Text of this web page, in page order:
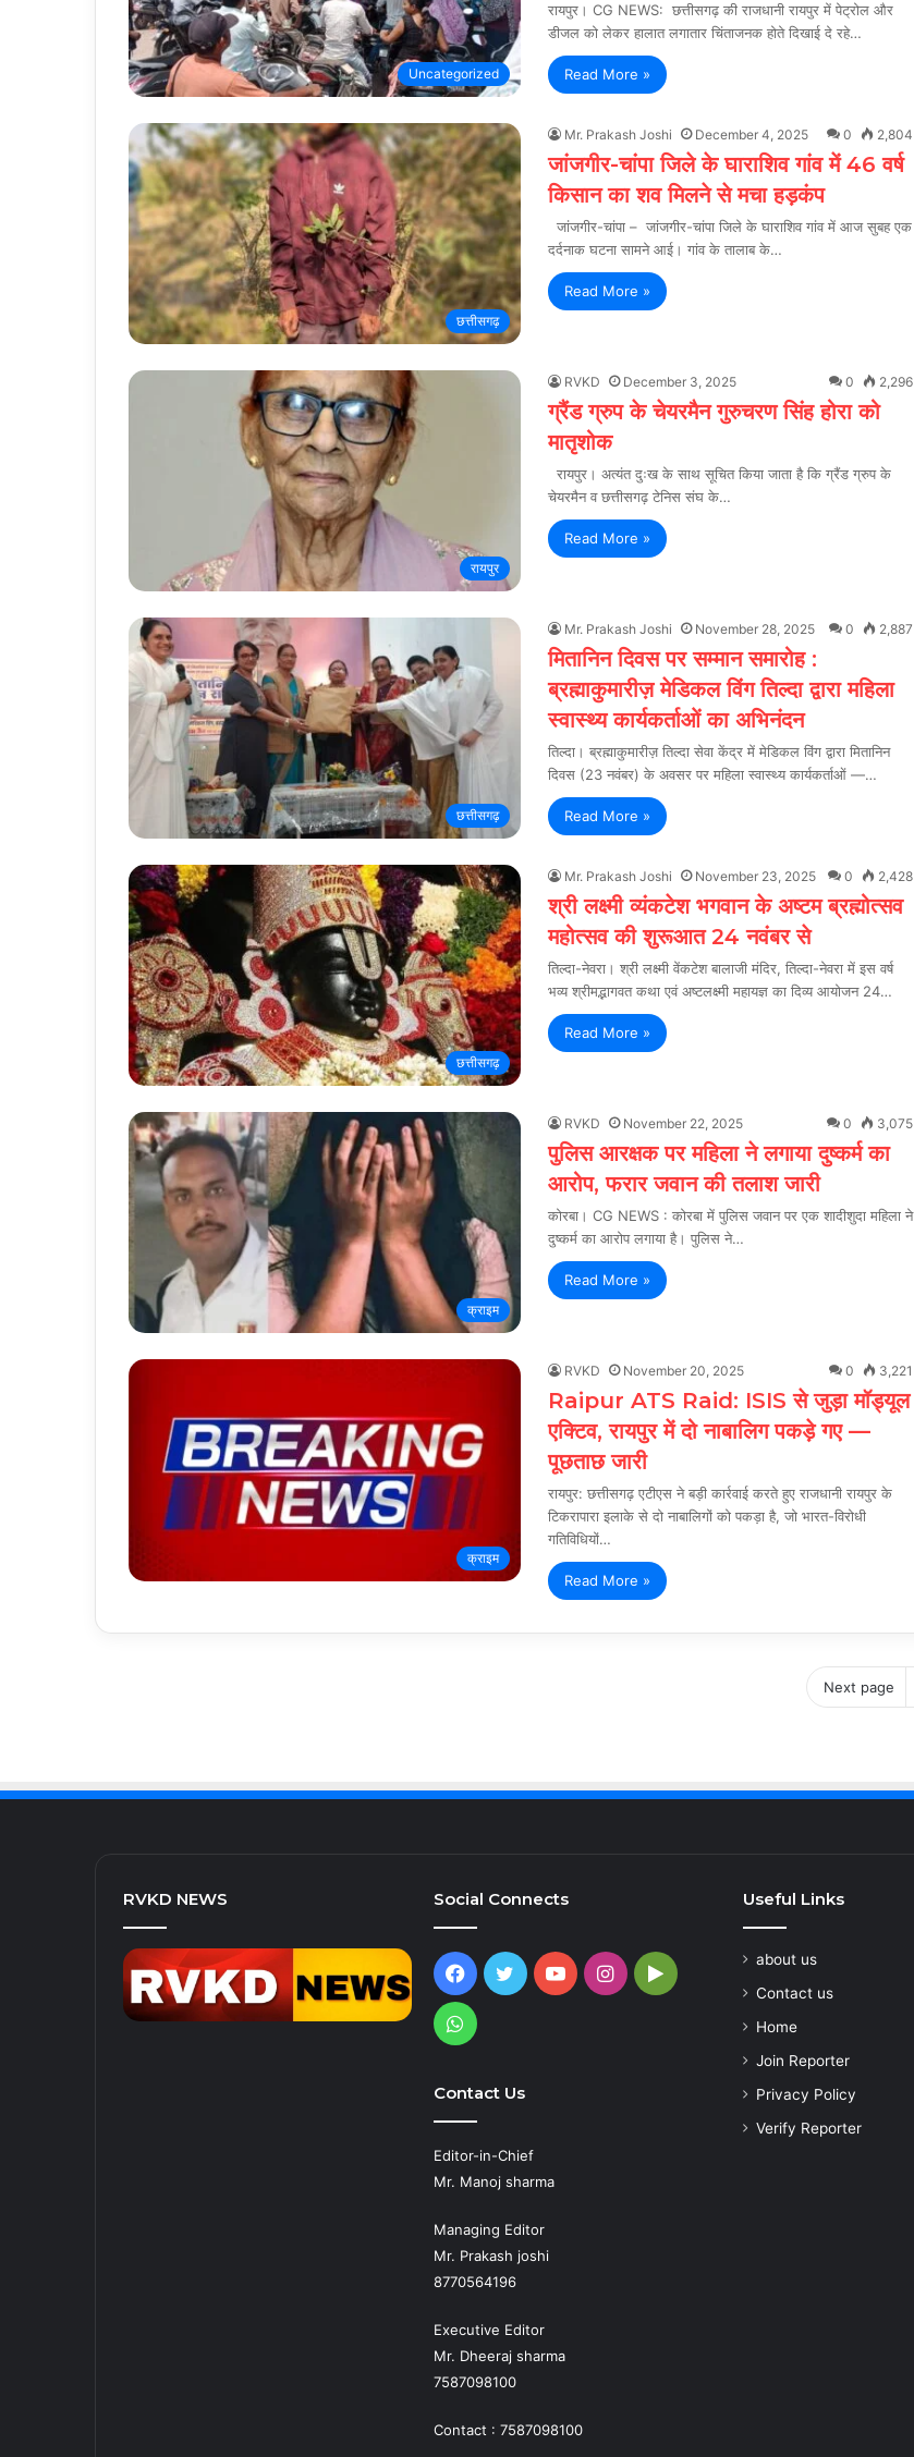
Uncategorized
रायपुर। CG NEWS: छत्तीसगढ़ की राजधानी रायपुर में पेट्रोल और
डीजल को लेकर हालात लगातार चिंताजनक होते दिखाई दे रहे…
Read More »
छत्तीसगढ़
Mr. Prakash Joshi December 4, 2025 0 2,804
जांजगीर-चांपा जिले के घाराशिव गांव में 46 वर्ष
किसान का शव मिलने से मचा हड़कंप
जांजगीर-चांपा – जांजगीर-चांपा जिले के घाराशिव गांव में आज सुबह एक
दर्दनाक घटना सामने आई। गांव के तालाब के…
Read More »
रायपुर
RVKD December 3, 2025 0 2,296
ग्रैंड ग्रुप के चेयरमैन गुरुचरण सिंह होरा को
मातृशोक
रायपुर। अत्यंत दुःख के साथ सूचित किया जाता है कि ग्रैंड ग्रुप के
चेयरमैन व छत्तीसगढ़ टेनिस संघ के…
Read More »
छत्तीसगढ़
Mr. Prakash Joshi November 28, 2025 0 2,887
मितानिन दिवस पर सम्मान समारोह :
ब्रह्माकुमारीज़ मेडिकल विंग तिल्दा द्वारा महिला
स्वास्थ्य कार्यकर्ताओं का अभिनंदन
तिल्दा। ब्रह्माकुमारीज़ तिल्दा सेवा केंद्र में मेडिकल विंग द्वारा मितानिन
दिवस (23 नवंबर) के अवसर पर महिला स्वास्थ्य कार्यकर्ताओं —…
Read More »
छत्तीसगढ़
Mr. Prakash Joshi November 23, 2025 0 2,428
श्री लक्ष्मी व्यंकटेश भगवान के अष्टम ब्रह्मोत्सव
महोत्सव की शुरूआत 24 नवंबर से
तिल्दा-नेवरा। श्री लक्ष्मी वेंकटेश बालाजी मंदिर, तिल्दा-नेवरा में इस वर्ष
भव्य श्रीमद्भागवत कथा एवं अष्टलक्ष्मी महायज्ञ का दिव्य आयोजन 24…
Read More »
क्राइम
RVKD November 22, 2025 0 3,075
पुलिस आरक्षक पर महिला ने लगाया दुष्कर्म का
आरोप, फरार जवान की तलाश जारी
कोरबा। CG NEWS : कोरबा में पुलिस जवान पर एक शादीशुदा महिला ने
दुष्कर्म का आरोप लगाया है। पुलिस ने…
Read More »
क्राइम
RVKD November 20, 2025 0 3,221
Raipur ATS Raid: ISIS से जुड़ा मॉड्यूल
एक्टिव, रायपुर में दो नाबालिग पकड़े गए —
पूछताछ जारी
रायपुर: छत्तीसगढ़ एटीएस ने बड़ी कार्रवाई करते हुए राजधानी रायपुर के
टिकरापारा इलाके से दो नाबालिगों को पकड़ा है, जो भारत-विरोधी
गतिविधियों…
Read More »
Next page
RVKD NEWS Social Connects
Facebook
TwitterYouTubeInstagram
Google
WhatsApp
Contact Us
Editor-in-Chief
Mr. Manoj sharma
Managing Editor
Mr. Prakash joshi
8770564196
Executive Editor
Mr. Dheeraj sharma
7587098100
Contact : 7587098100
Useful Links
about us
Contact us
Home
Join Reporter
Privacy Policy
Verify Reporter